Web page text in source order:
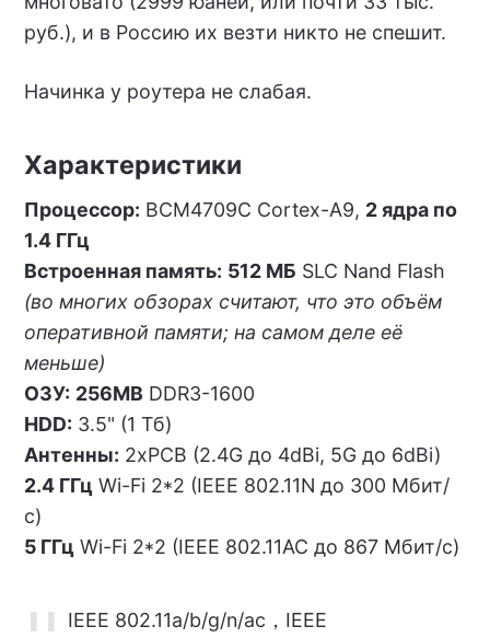
руб.), и в Россию их везти никто не спешит.
Начинка у роутера не слабая.
Характеристики
Процессор: BCM4709C Cortex-A9, 2 ядра по
1.4 ГГц
Встроенная память: 512 МБ SLC Nand Flash
(во многих обзорах считают, что это объём
оперативной памяти; на самом деле её
меньше)
ОЗУ: 256MB DDR3-1600
HDD: 3.5" (1 Тб)
Антенны: 2xPCB (2.4G до 4dBi, 5G до 6dBi)
2.4 ГГц Wi-Fi 2*2 (IEEE 802.11N до 300 Мбит/
с)
5 ГГц Wi-Fi 2*2 (IEEE 802.11AC до 867 Мбит/с)
IEEE 802.11a/b/g/n/ac，IEEE